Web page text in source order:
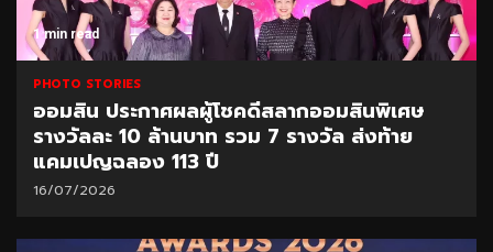
1 min read
PHOTO STORIES
ออมสิน ประกาศผลผู้โชคดีสลากออมสินพิเศษ
รางวัลละ 10 ล้านบาท รวม 7 รางวัล ส่งท้าย
แคมเปญฉลอง 113 ปี
16/07/2026